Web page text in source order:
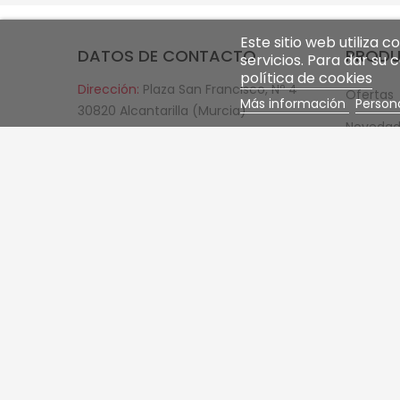
DATOS DE CONTACTO
Dirección: Plaza San Francisco, Nº 4
30820 Alcantarilla (Murcia)
España
Ofertas
Este sitio web utiliza
servicios. Para dar su
política de cookies
Más información